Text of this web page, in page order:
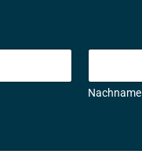
Nachname